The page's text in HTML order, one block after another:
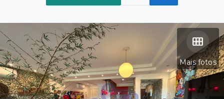
Mais fotos